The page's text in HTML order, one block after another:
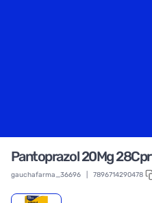
Pantoprazol 20Mg 28Cpr
gauchafarma_36696 7896714290478